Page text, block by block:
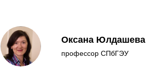
Оксана Юлдашева
профессор СПбГЭУ